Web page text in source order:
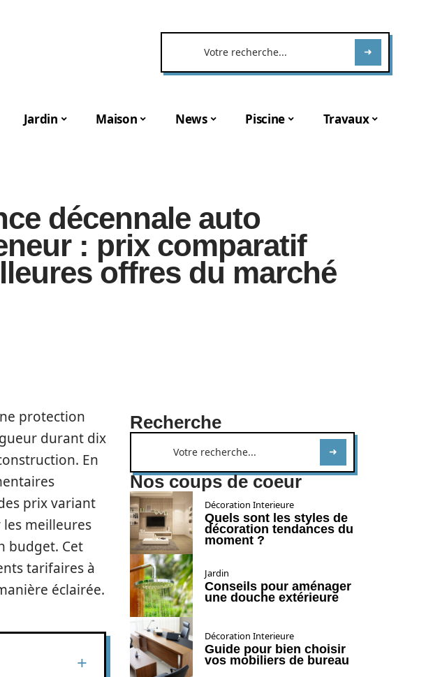
Jardin Maison News Piscine Travaux
décennale auto
: prix comparatif
offres du marché
protection
durant dix
En
prix variant
meilleures
budget. Cet
tarifaires à
éclairée.
Recherche
Nos coups de coeur
Décoration Interieure
Quels sont les styles de
décoration tendances du
moment ?
Jardin
Conseils pour aménager
une douche extérieure
Décoration Interieure
Guide pour bien choisir
vos mobiliers de bureau